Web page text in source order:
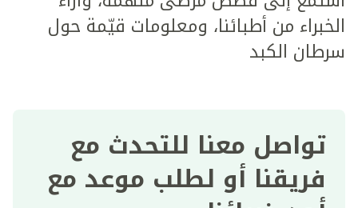
الخبراء من أطبائنا، ومعلومات قيّمة حول
سرطان الكبد
تواصل معنا للتحدث مع
فريقنا أو لطلب موعد مع